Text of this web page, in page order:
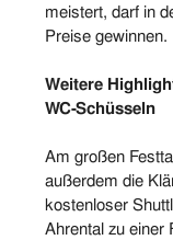
meistert, darf in
Preise gewinnen.
Weitere
WC-Schüsseln
Am großen
außerdem die
kostenloser
Ahrental zu einer